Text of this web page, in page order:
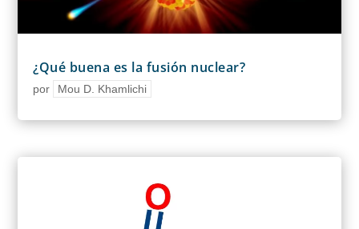
¿Qué buena es la fusión nuclear?
por Mou D. Khamlichi